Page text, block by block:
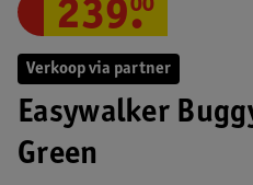
Verkoop via partner
Easywalker
Green
239.
00